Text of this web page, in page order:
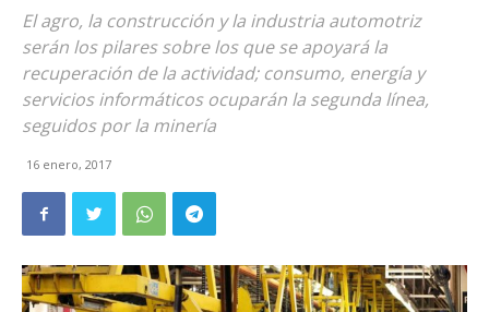
El agro, la construcción y la industria automotriz
serán los pilares sobre los que se apoyará la
recuperación de la actividad; consumo, energía y
servicios informáticos ocuparán la segunda línea,
seguidos por la minería
16 enero, 2017